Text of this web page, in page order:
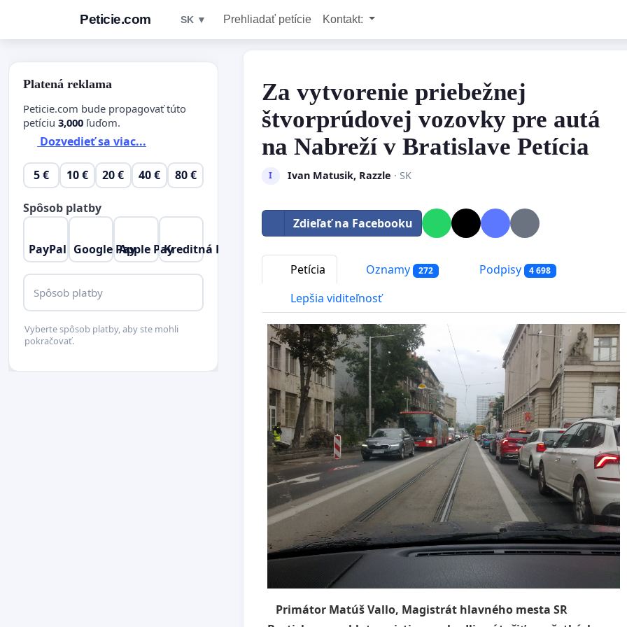
Peticie.com SK ▼ Prehliadať petície Kontakt:
Za vytvorenie priebežnej
štvorprúdovej vozovky pre autá
na Nabreží v Bratislave Petícia
I Ivan Matusik, Razzle · SK
Zdieľať na Facebooku
Petícia Oznamy 272 Podpisy 4 698
Lepšia viditeľnosť
Primátor Matúš Vallo, Magistrát hlavného mesta SR
Platená reklama
Peticie.com bude propagovať túto
petíciu 3,000 ľuďom.
Dozvedieť sa viac...
5 € 10 € 20 € 40 € 80 €
Spôsob platby
PayPal Google PayApple PayKreditná Karta
Spôsob platby
Vyberte spôsob platby, aby ste mohli
pokračovať.